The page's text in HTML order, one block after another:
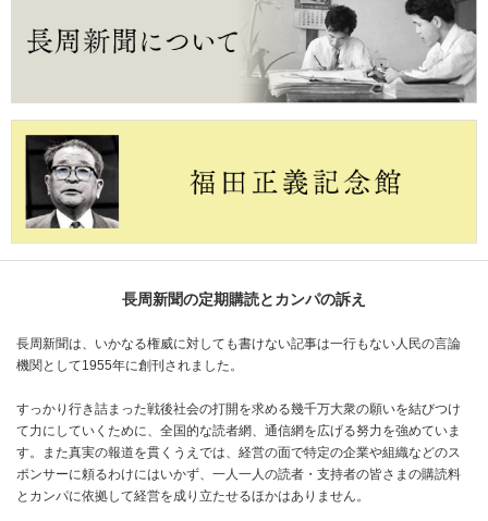
長周新聞の定期購読とカンパの訴え
長周新聞は、いかなる権威に対しても書けない記事は一行もない人民の言論
機関として1955年に創刊されました。
すっかり行き詰まった戦後社会の打開を求める幾千万大衆の願いを結びつけ
て力にしていくために、全国的な読者網、通信網を広げる努力を強めていま
す。また真実の報道を貫くうえでは、経営の面で特定の企業や組織などのス
ポンサーに頼るわけにはいかず、一人一人の読者・支持者の皆さまの購読料
とカンパに依拠して経営を成り立たせるほかはありません。